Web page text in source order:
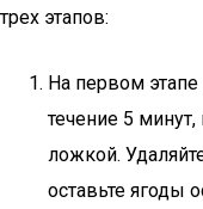
трех этапов:
На первом
течение 5
ложкой.
оставьте ягоды